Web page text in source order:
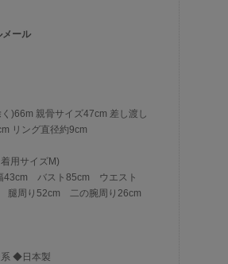
メール
)66m 親骨サイズ47cm 差し渡し
リング直径約9cm
用サイズM)
バスト85cm ウエスト
周り52cm 二の腕周り26cm
◆日本製